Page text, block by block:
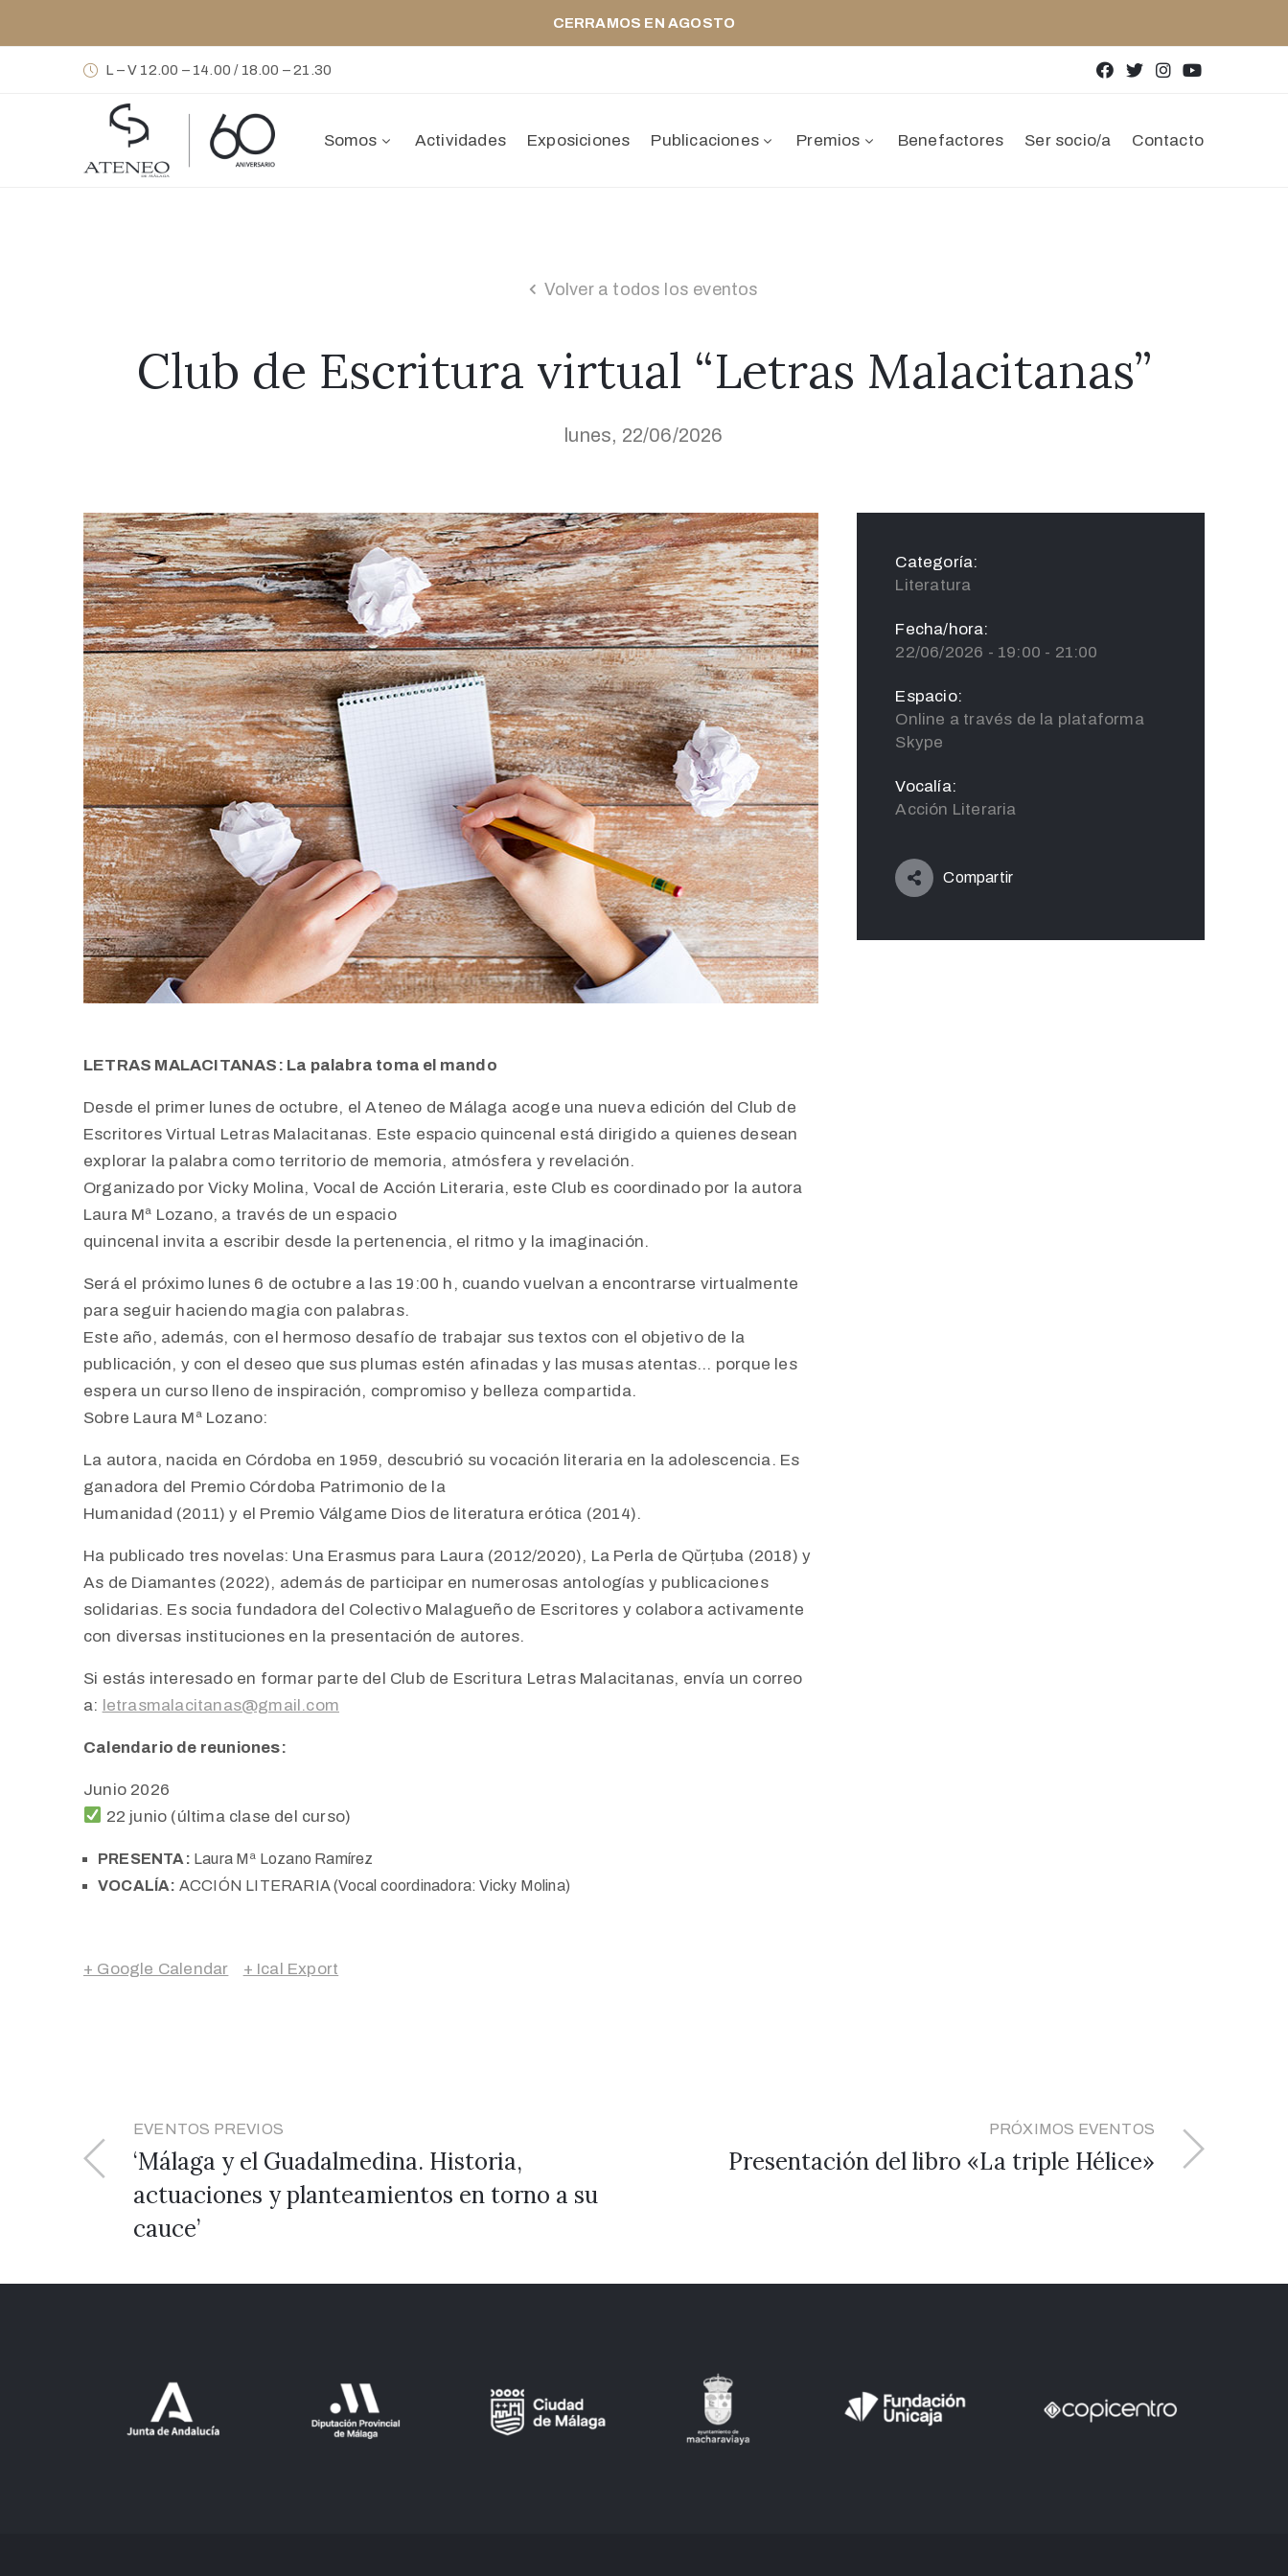
CERRAMOS EN AGOSTO
L – V 12.00 – 14.00 / 18.00 – 21.30
Somos Actividades Exposiciones Publicaciones Premios Benefactores Ser socio/a Contacto
Volver a todos los eventos
Club de Escritura virtual “Letras Malacitanas”
lunes, 22/06/2026
LETRAS MALACITANAS: La palabra toma el mando
Desde el primer lunes de octubre, el Ateneo de Málaga acoge una nueva edición del Club de
Escritores Virtual Letras Malacitanas. Este espacio quincenal está dirigido a quienes desean
explorar la palabra como territorio de memoria, atmósfera y revelación.
Organizado por Vicky Molina, Vocal de Acción Literaria, este Club es coordinado por la autora
Laura Mª Lozano, a través de un espacio
quincenal invita a escribir desde la pertenencia, el ritmo y la imaginación.
Será el próximo lunes 6 de octubre a las 19:00 h, cuando vuelvan a encontrarse virtualmente
para seguir haciendo magia con palabras.
Este año, además, con el hermoso desafío de trabajar sus textos con el objetivo de la
publicación, y con el deseo que sus plumas estén afinadas y las musas atentas… porque les
espera un curso lleno de inspiración, compromiso y belleza compartida.
Sobre Laura Mª Lozano:
La autora, nacida en Córdoba en 1959, descubrió su vocación literaria en la adolescencia. Es
ganadora del Premio Córdoba Patrimonio de la
Humanidad (2011) y el Premio Válgame Dios de literatura erótica (2014).
Ha publicado tres novelas: Una Erasmus para Laura (2012/2020), La Perla de Qŭrṭuba (2018) y
As de Diamantes (2022), además de participar en numerosas antologías y publicaciones
solidarias. Es socia fundadora del Colectivo Malagueño de Escritores y colabora activamente
con diversas instituciones en la presentación de autores.
Si estás interesado en formar parte del Club de Escritura Letras Malacitanas, envía un correo
a: letrasmalacitanas@gmail.com
Calendario de reuniones:
Junio 2026
22 junio (última clase del curso)
PRESENTA: Laura Mª Lozano Ramírez
VOCALÍA: ACCIÓN LITERARIA (Vocal coordinadora: Vicky Molina)
+ Google Calendar + Ical Export
Categoría:
Literatura
Fecha/hora:
22/06/2026 - 19:00 - 21:00
Espacio:
Online a través de la plataforma
Skype
Vocalía:
Acción Literaria
Compartir
EVENTOS PREVIOS
‘Málaga y el Guadalmedina. Historia,
actuaciones y planteamientos en torno a su
cauce’
PRÓXIMOS EVENTOS
Presentación del libro «La triple Hélice»